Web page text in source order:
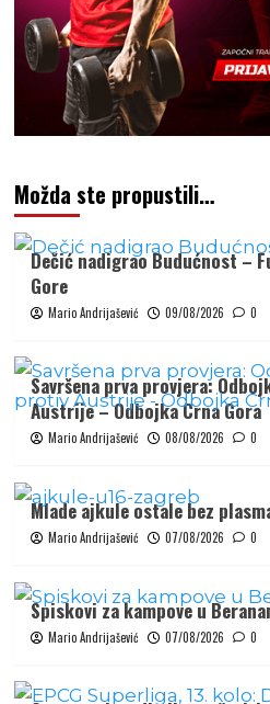
Možda ste propustili…
Dečić nadigrao Budućnost –
Gore
Mario Andrijašević 09/08/2026 0
Savršena prva provjera:
Austrije – Odbojka Crna Gora
Mario Andrijašević 08/08/2026 0
Mlade ajkule ostale bez
Mario Andrijašević 07/08/2026 0
Spiskovi za kampove u
Mario Andrijašević 07/08/2026 0